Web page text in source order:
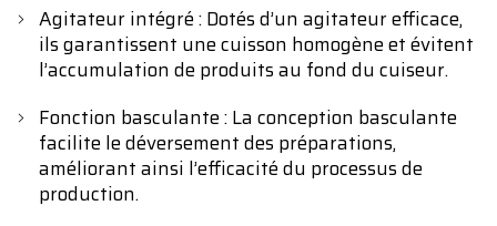
Agitateur intégré : Dotés d’un agitateur efficace,
ils garantissent une cuisson homogène et évitent
l’accumulation de produits au fond du cuiseur.
Fonction basculante : La conception basculante
facilite le déversement des préparations,
améliorant ainsi l’efficacité du processus de
production.